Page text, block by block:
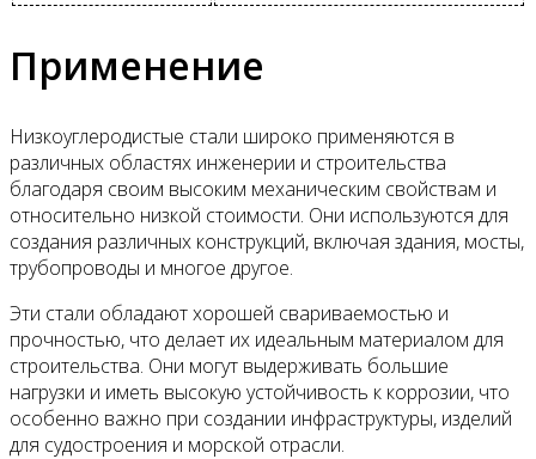
Применение
Низкоуглеродистые стали широко применяются в
различных областях инженерии и строительства
благодаря своим высоким механическим свойствам и
относительно низкой стоимости. Они используются для
создания различных конструкций, включая здания, мосты,
трубопроводы и многое другое.
Эти стали обладают хорошей свариваемостью и
прочностью, что делает их идеальным материалом для
строительства. Они могут выдерживать большие
нагрузки и иметь высокую устойчивость к коррозии, что
особенно важно при создании инфраструктуры, изделий
для судостроения и морской отрасли.